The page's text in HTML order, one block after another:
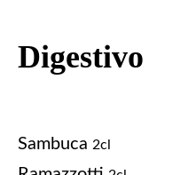
Digestivo
Sambuca 2cl